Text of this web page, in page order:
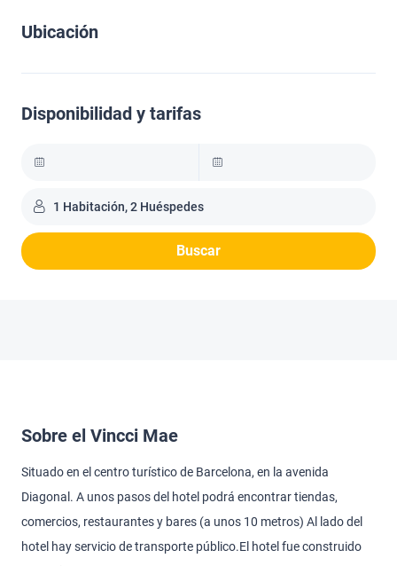
Ubicación
Disponibilidad y tarifas
1 Habitación, 2 Huéspedes
Buscar
Sobre el Vincci Mae
Situado en el centro turístico de Barcelona, en la avenida
Diagonal. A unos pasos del hotel podrá encontrar tiendas,
comercios, restaurantes y bares (a unos 10 metros) Al lado del
hotel hay servicio de transporte público.El hotel fue construido